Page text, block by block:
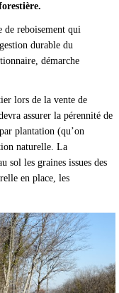
de reboisement qui
durable du
démarche
lors de la vente de
assurer la pérennité de
plantation (qu’on
naturelle. La
sol les graines issues des
en place, les